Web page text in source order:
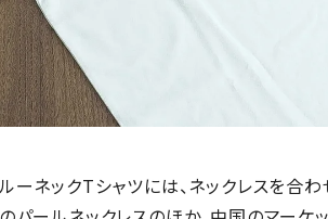
ーネックTシャツには、ネックレスを合